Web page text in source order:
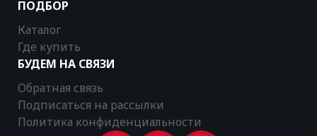
ПОДБОР
Каталог
Где купить
БУДЕМ НА СВЯЗИ
Обратная связь
Подписаться на рассылки
Политика конфиденциальности